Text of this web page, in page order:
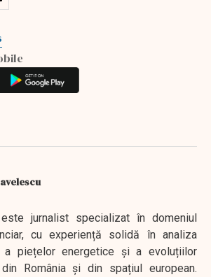
jurnalist specializat în domeniul
cu experiență solidă în analiza
a piețelor energetice și a evoluțiilor
din România și din spațiul european.